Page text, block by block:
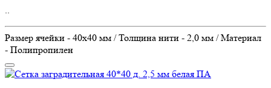
..
Размер ячейки - 40х40 мм / Толщина нити - 2,0 мм / Материал
- Полипропилен